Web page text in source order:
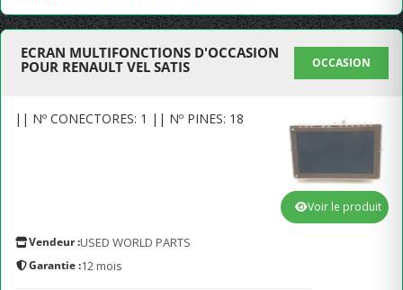
ECRAN MULTIFONCTIONS D'OCCASION
POUR RENAULT VEL SATIS
OCCASION
|| Nº CONECTORES: 1 || Nº PINES: 18
Vendeur :USED WORLD PARTS
Garantie :12 mois
Voir le produit